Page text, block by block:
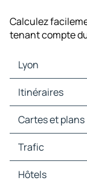
Calculez
tenant compte
Lyon
Lyon Cartes et
Lyon Trafic
Lyon Hôtels
Lyon Restaurants
Lyon Stations-
Itinéraires
Itinéraires Lyon -
Itinéraires Lyon -
Itinéraires Lyon -
Itinéraires Lyon
Itinéraires Lyon -
Itinéraires Lyon
Cartes et plans
Cartes et plans
Cartes et plans
Cartes et plans
Cartes et plans
Trafic
Trafic Turin
Trafic Berne
Hôtels